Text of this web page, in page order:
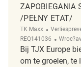
ZAPOBIEGANIA
/PEŁNY ETAT/
TK Maxx Categorie
REQ141036
Plaats
Bij TJX Europe
om te groeien, te